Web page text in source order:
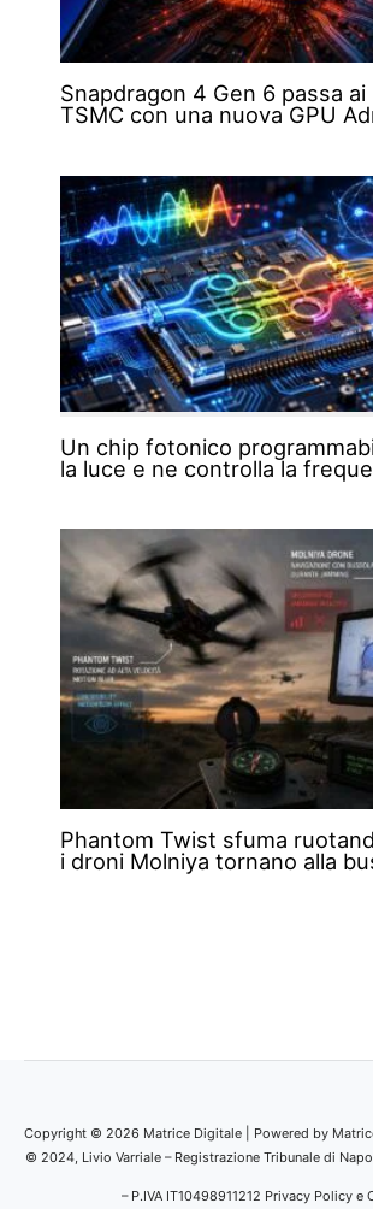
Snapdragon 4 Gen 6 passa ai
TSMC con una nuova GPU
Un chip fotonico
la luce e ne controlla la
Phantom Twist sfuma
i droni Molniya tornano alla
Copyright © 2026 Matrice Digitale | Powered by
© 2024, Livio Varriale – Registrazione Tribunale di
– P.IVA IT10498911212 Privacy Policy e